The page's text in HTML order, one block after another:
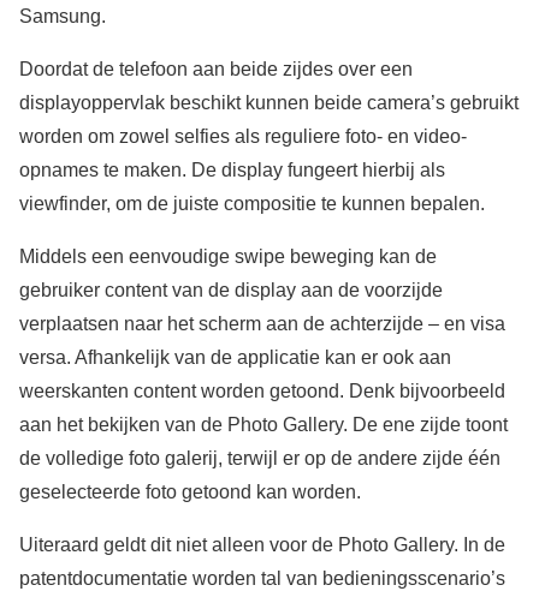
Samsung.
Doordat de telefoon aan beide zijdes over een
displayoppervlak beschikt kunnen beide camera’s gebruikt
worden om zowel selfies als reguliere foto- en video-
opnames te maken. De display fungeert hierbij als
viewfinder, om de juiste compositie te kunnen bepalen.
Middels een eenvoudige swipe beweging kan de
gebruiker content van de display aan de voorzijde
verplaatsen naar het scherm aan de achterzijde – en visa
versa. Afhankelijk van de applicatie kan er ook aan
weerskanten content worden getoond. Denk bijvoorbeeld
aan het bekijken van de Photo Gallery. De ene zijde toont
de volledige foto galerij, terwijl er op de andere zijde één
geselecteerde foto getoond kan worden.
Uiteraard geldt dit niet alleen voor de Photo Gallery. In de
patentdocumentatie worden tal van bedieningsscenario’s